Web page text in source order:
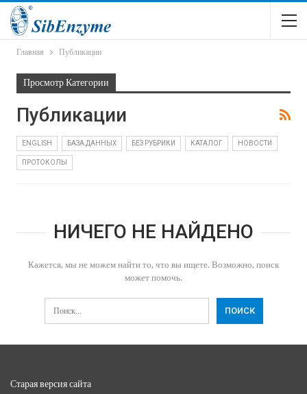
Главная Публикации
Просмотр Категории
Публикации
ENGLISH БАЗА ДАННЫХ БЕЗ РУБРИКИ КАТАЛОГ НОВОСТИ
ПРОТОКОЛЫ
НИЧЕГО НЕ НАЙДЕНО
Кажется, мы не можем найти то, что вы ищете. Возможно, поиск
может помочь.
Старая версия сайта